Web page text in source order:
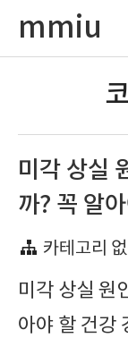
mmiu
미각 상실
까? 꼭 알
카테고리
미각 상실 원
아야 할 건강